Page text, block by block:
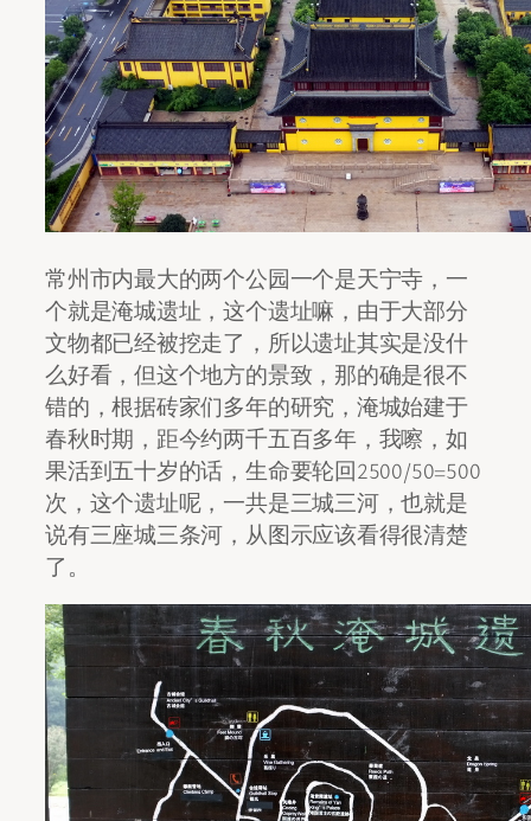
常州市内最大的两个公园一个是天宁寺，一
个就是淹城遗址，这个遗址嘛，由于大部分
文物都已经被挖走了，所以遗址其实是没什
么好看，但这个地方的景致，那的确是很不
错的，根据砖家们多年的研究，淹城始建于
春秋时期，距今约两千五百多年，我嚓，如
果活到五十岁的话，生命要轮回2500/50=500
次，这个遗址呢，一共是三城三河，也就是
说有三座城三条河，从图示应该看得很清楚
了。